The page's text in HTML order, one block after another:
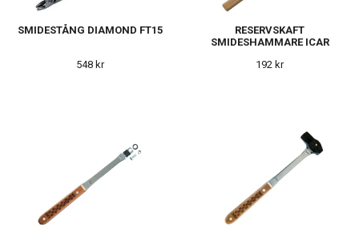
SMIDESTÅNG DIAMOND FT15
548 kr
RESERVSKAFT
SMIDESHAMMARE ICAR
192 kr